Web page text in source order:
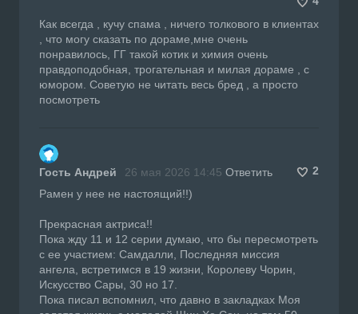
Как всегда , кучу спама , ничего толкового в клиентах
, что могу сказать по дораме,мне очень
понравилось, ГГ такой котик и химия очень
правдоподобная, трогательная и милая дораме , с
юмором. Советую не читать весь бред , а просто
посмотреть
Гость Андрей 26 мая 2026 14:45 Ответить
2
Рамен у нее не настоящий!!)
Прекрасная актриса!!
Пока жду 11 и 12 серии думаю, что бы пересмотреть
с ее участием: Самдалли, Последняя миссия
ангела, встретимся в 19 жизни, Королеву Чорин,
Искусство Сары, 30 но 17.
Пока писал вспомнил, что давно в закладках Моя